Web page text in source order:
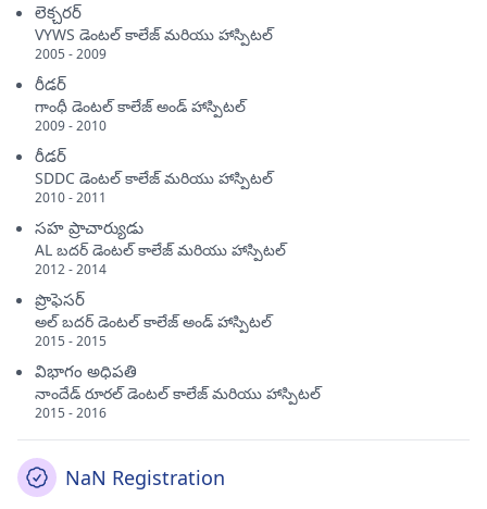
లెక్చరర్
VYWS డెంటల్ కాలేజ్ మరియు హాస్పిటల్
2005 - 2009
రీడర్
గాంధీ డెంటల్ కాలేజ్ అండ్ హాస్పిటల్
2009 - 2010
రీడర్
SDDC డెంటల్ కాలేజ్ మరియు హాస్పిటల్
2010 - 2011
సహ ప్రాచార్యుడు
AL బదర్ డెంటల్ కాలేజ్ మరియు హాస్పిటల్
2012 - 2014
ప్రొఫెసర్
అల్ బదర్ డెంటల్ కాలేజ్ అండ్ హాస్పిటల్
2015 - 2015
విభాగం అధిపతి
నాందేడ్ రూరల్ డెంటల్ కాలేజ్ మరియు హాస్పిటల్
2015 - 2016
NaN Registration